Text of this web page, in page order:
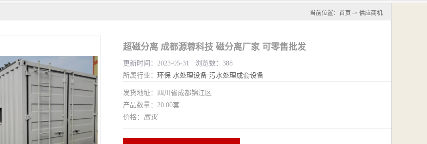
当前位置： 首页 -> 供应商机
超磁分离 成都源蓉科技 磁分离厂家 可零售批发
更新时间：2023-05-31 浏览数：388
所属行业： 环保 水处理设备 污水处理成套设备
发货地址：四川省成都锦江区
产品数量：20.00套
价格： 面议